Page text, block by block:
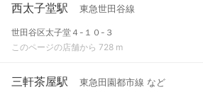
西太子堂駅 東急世田谷線
世田谷区太子堂４-１０-３
このページの店舗から 728 m
三軒茶屋駅 東急田園都市線 など